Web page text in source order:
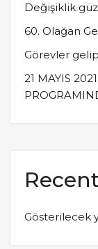
Değişiklik
60. Olağan
Görevler
21 MAYIS
Gösterilecek